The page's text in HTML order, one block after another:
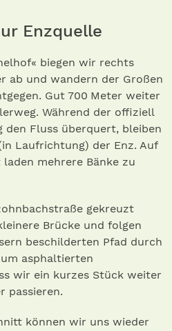
Enzquelle
biegen wir rechts
ab und wandern der Großen
Gut 700 Meter weiter
Während der offiziell
den Fluss überquert, bleiben
Laufrichtung) der Enz. Auf
mehrere Bänke zu
gekreuzt
Brücke und folgen
beschilderten Pfad durch
asphaltierten
wir ein kurzes Stück weiter
passieren.
können wir uns wieder